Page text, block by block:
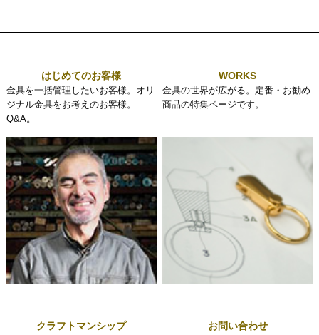
はじめてのお客様
金具を一括管理したいお客様。オリ
ジナル金具をお考えのお客様。
Q&A。
WORKS
金具の世界が広がる。定番・お勧め
商品の特集ページです。
クラフトマンシップ お問い合わせ